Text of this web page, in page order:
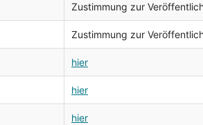
Zustimmung zur
Zustimmung zur
hier
hier
hier